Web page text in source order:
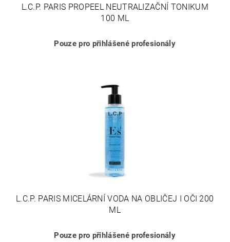
L.C.P. PARIS PROPEEL NEUTRALIZAČNÍ TONIKUM
100 ML
Pouze pro přihlášené profesionály
L.C.P. PARIS MICELÁRNÍ VODA NA OBLIČEJ I OČI 200
ML
Pouze pro přihlášené profesionály